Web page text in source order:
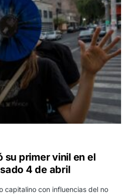
su primer vinil en el
4 de abril
capitalino con influencias del no